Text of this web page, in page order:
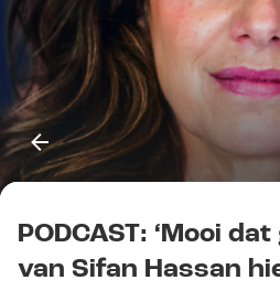
PODCAST: ‘Mooi
van Sifan Hassan